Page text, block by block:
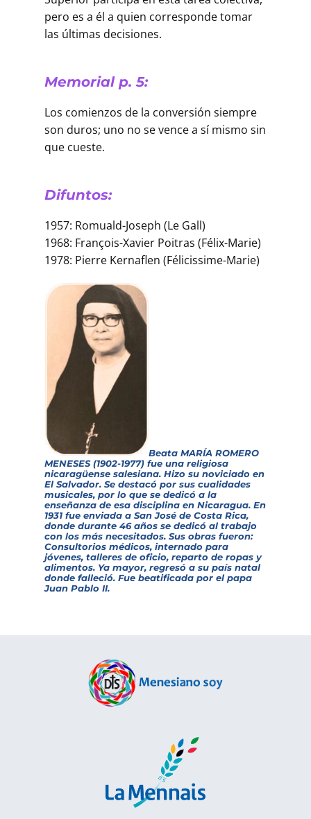
pero es a él a quien corresponde tomar
las últimas decisiones.
Memorial p. 5:
Los comienzos de la conversión siempre
son duros; uno no se vence a sí mismo sin
que cueste.
Difuntos:
1957: Romuald-Joseph (Le Gall)
1968: François-Xavier Poitras (Félix-Marie)
1978: Pierre Kernaflen (Félicissime-Marie)
Beata MARÍA ROMERO
MENESES (1902-1977) fue una religiosa
nicaragüense salesiana. Hizo su noviciado en
El Salvador. Se destacó por sus cualidades
musicales, por lo que se dedicó a la
enseñanza de esa disciplina en Nicaragua. En
1931 fue enviada a San José de Costa Rica,
donde durante 46 años se dedicó al trabajo
con los más necesitados. Sus obras fueron:
Consultorios médicos, internado para
jóvenes, talleres de oficio, reparto de ropas y
alimentos. Ya mayor, regresó a su país natal
donde falleció. Fue beatificada por el papa
Juan Pablo II.